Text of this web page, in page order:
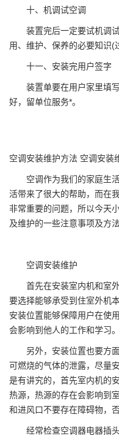
十、机调试空调
装置完后一定要试机调试
用、维护、保养的必要知识(
十一、安装完用户签字
装置单要在用户家里填写
好，留单位服务*。
空调安装维护方法 空调安装
空调作为我们的家庭生活
活带来了很大的帮助，而在
非常重要的问题，所以今天
及维护的一些注意事项及方
空调安装维护
首先在安装室内机和室外
要选择能够承受到住室外机
安装位置能够保障用户在使
会影响到他人的工作和学习。
另外，安装位置也要方面
可燃烧的气体的泄露，尽量
是有讲究的，首先室内机的
热源，热源的存在会影响到
和进风口不要存在障碍物，
经常检查空调器电器插头